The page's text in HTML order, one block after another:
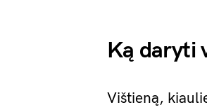
Ką daryti
Vištieną,